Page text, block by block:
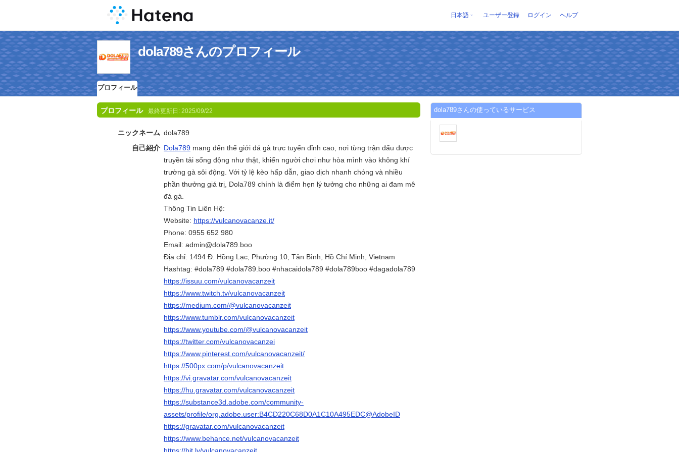
日本語 ユーザー登録 ログイン ヘルプ
dola789さんのプロフィール
プロフィール
プロフィール 最終更新日: 2025/09/22
ニックネーム dola789
自己紹介 Dola789 mang đến thế giới đá gà trực tuyến đỉnh cao, nơi từng trận đấu được
truyền tải sống động như thật, khiến người chơi như hòa mình vào không khí
trường gà sôi động. Với tỷ lệ kèo hấp dẫn, giao dịch nhanh chóng và nhiều
phần thưởng giá trị, Dola789 chính là điểm hẹn lý tưởng cho những ai đam mê
đá gà.
Thông Tin Liên Hệ:
Website: https://vulcanovacanze.it/
Phone: 0955 652 980
Email: admin@dola789.boo
Địa chỉ: 1494 Đ. Hồng Lạc, Phường 10, Tân Bình, Hồ Chí Minh, Vietnam
Hashtag: #dola789 #dola789.boo #nhacaidola789 #dola789boo #dagadola789
https://issuu.com/vulcanovacanzeit
https://www.twitch.tv/vulcanovacanzeit
https://medium.com/@vulcanovacanzeit
https://www.tumblr.com/vulcanovacanzeit
https://www.youtube.com/@vulcanovacanzeit
https://twitter.com/vulcanovacanzei
https://www.pinterest.com/vulcanovacanzeit/
https://500px.com/p/vulcanovacanzeit
https://vi.gravatar.com/vulcanovacanzeit
https://hu.gravatar.com/vulcanovacanzeit
https://substance3d.adobe.com/community-
assets/profile/org.adobe.user:B4CD220C68D0A1C10A495EDC@AdobeID
https://gravatar.com/vulcanovacanzeit
https://www.behance.net/vulcanovacanzeit
dola789さんの使っているサービス